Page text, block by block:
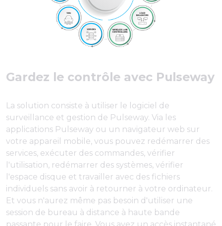
Gardez le contrôle avec Pulseway
La solution consiste à utiliser le logiciel de
surveillance et gestion de Pulseway. Via les
applications Pulseway ou un navigateur web sur
votre appareil mobile, vous pouvez redémarrer des
services, exécuter des commandes, vérifier
l'utilisation, redémarrer des systèmes, vérifier
l'espace disque et travailler avec des fichiers
individuels sans avoir à retourner à votre ordinateur.
Et vous n'aurez même pas besoin d'utiliser une
session de bureau à distance à haute bande
passante pour le faire. Vous avez un accès instantané